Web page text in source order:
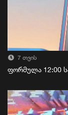
7 თვის
ფორმულა 12:00